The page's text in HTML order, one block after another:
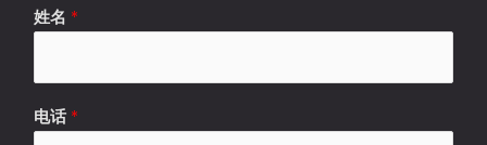
姓名 *
电话 *